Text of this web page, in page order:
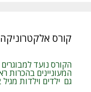
קורס
הקורס נועד
המעוניינים בהכרות
גם ילדים וילדות מגיל 12 יוכלו ליהנות מרוב התכנים.